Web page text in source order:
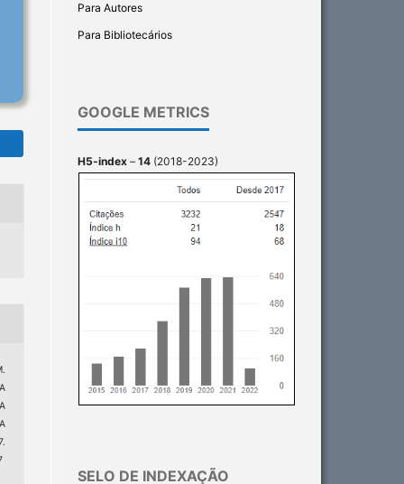
Para Autores
Para Bibliotecários
GOOGLE METRICS
H5-index – 14 (2018-2023)
SELO DE INDEXAÇÃO